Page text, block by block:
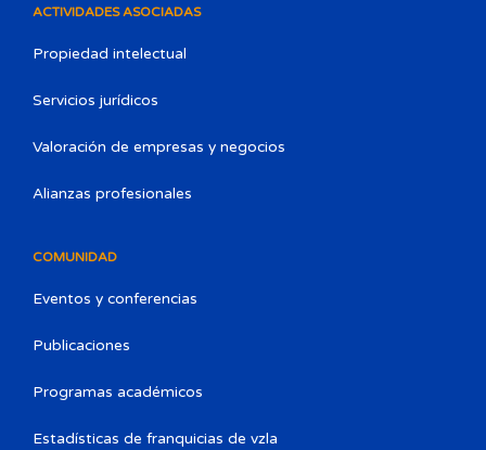
ACTIVIDADES ASOCIADAS
Propiedad intelectual
Servicios jurídicos
Valoración de empresas y negocios
Alianzas profesionales
COMUNIDAD
Eventos y conferencias
Publicaciones
Programas académicos
Estadísticas de franquicias de vzla